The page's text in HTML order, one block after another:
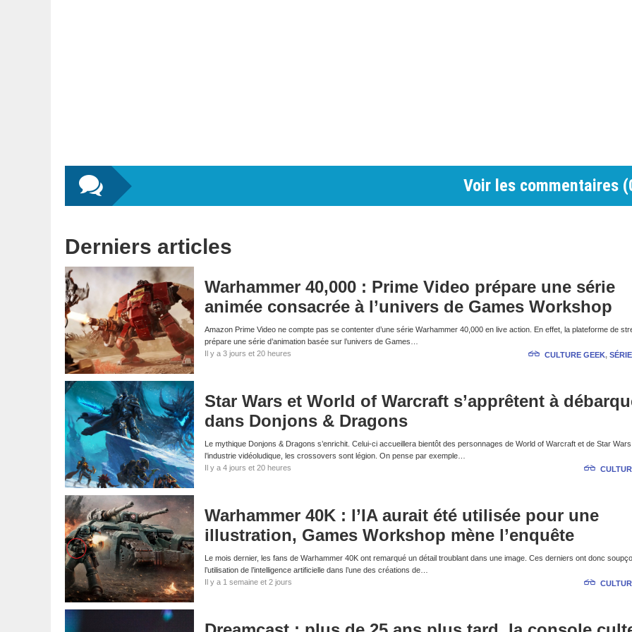
Voir les commentaires (
Derniers articles
Warhammer 40,000 : Prime Video prépare une série
animée consacrée à l’univers de Games Workshop
Amazon Prime Video ne compte pas se contenter d’une série Warhammer 40,000 en live action. En effet, la plateforme de
prépare une série d’animation basée sur l’univers de Games…
Il y a 3 jours et 20 heures
CULTURE GEEK,
Star Wars et World of Warcraft s’apprêtent à
dans Donjons & Dragons
Le mythique Donjons & Dragons s’enrichit. Celui-ci accueillera bientôt des personnages de World of Warcraft et de Star
l’industrie vidéoludique, les crossovers sont légion. On pense par exemple…
Il y a 4 jours et 20 heures
Warhammer 40K : l’IA aurait été utilisée pour une
illustration, Games Workshop mène l’enquête
Le mois dernier, les fans de Warhammer 40K ont remarqué un détail troublant dans une image. Ces derniers ont donc
l’utilisation de l’intelligence artificielle dans l’une des créations de…
Il y a 1 semaine et 2 jours